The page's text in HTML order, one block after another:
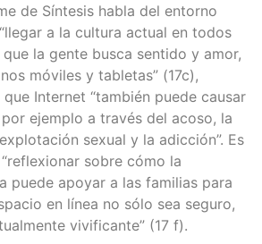
de Síntesis habla del entorno
a la cultura actual en todos
la gente busca sentido y amor,
móviles y tabletas” (17c),
Internet “también puede causar
ejemplo a través del acoso, la
sexual y la adicción”. Es
sobre cómo la
puede apoyar a las familias para
en línea no sólo sea seguro,
vivificante” (17 f).